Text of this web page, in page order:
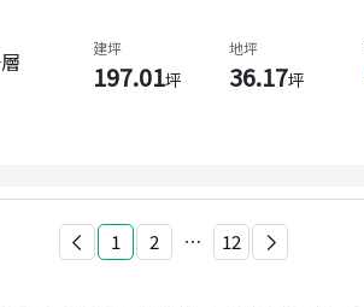
建坪
197.01坪
地坪
36.17坪
1 2 ⋯ 12